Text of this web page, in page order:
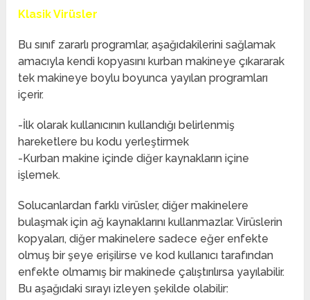
Klasik Virüsler
Bu sınıf zararlı programlar, aşağıdakilerini sağlamak
amacıyla kendi kopyasını kurban makineye çıkararak
tek makineye boylu boyunca yayılan programları
içerir.
-İlk olarak kullanıcının kullandığı belirlenmiş
hareketlere bu kodu yerleştirmek
-Kurban makine içinde diğer kaynakların içine
işlemek.
Solucanlardan farklı virüsler, diğer makinelere
bulaşmak için ağ kaynaklarını kullanmazlar. Virüslerin
kopyaları, diğer makinelere sadece eğer enfekte
olmuş bir şeye erişilirse ve kod kullanıcı tarafından
enfekte olmamış bir makinede çalıştırılırsa yayılabilir.
Bu aşağıdaki sırayı izleyen şekilde olabilir: